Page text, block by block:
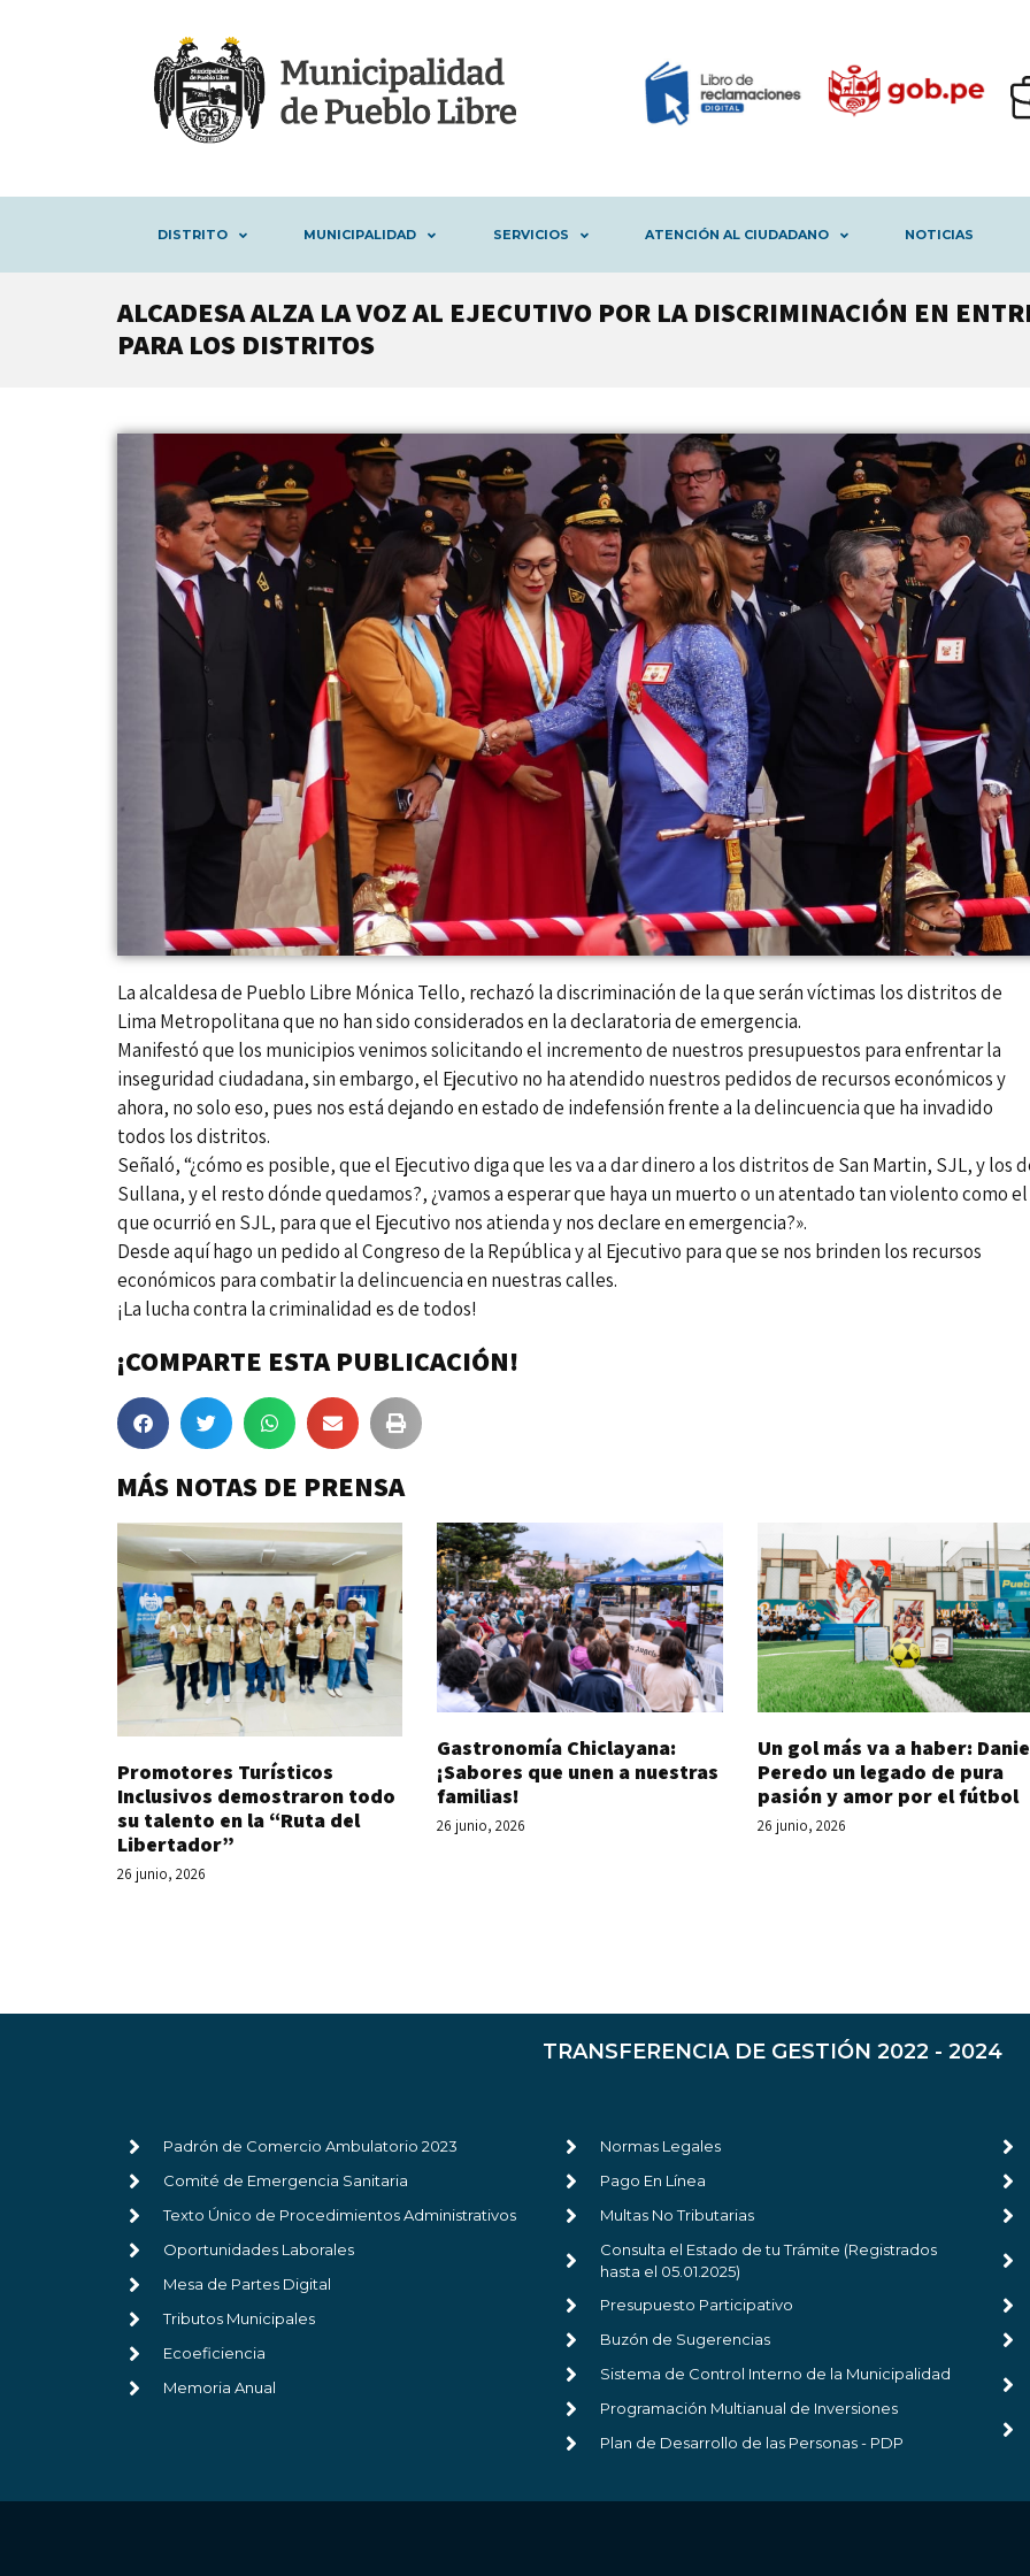
DISTRITO MUNICIPALIDAD SERVICIOS ATENCIÓN AL CIUDADANO NOTICIAS
ALCADESA ALZA LA VOZ AL EJECUTIVO POR LA DISCRIMINACIÓN EN
PARA LOS DISTRITOS
La alcaldesa de Pueblo Libre Mónica Tello, rechazó la discriminación de la que serán víctimas los distritos de
Lima Metropolitana que no han sido considerados en la declaratoria de emergencia.
Manifestó que los municipios venimos solicitando el incremento de nuestros presupuestos para enfrentar la
inseguridad ciudadana, sin embargo, el Ejecutivo no ha atendido nuestros pedidos de recursos económicos y
ahora, no solo eso, pues nos está dejando en estado de indefensión frente a la delincuencia que ha invadido
todos los distritos.
Señaló, “¿cómo es posible, que el Ejecutivo diga que les va a dar dinero a los distritos de San Martin, SJL, y los
Sullana, y el resto dónde quedamos?, ¿vamos a esperar que haya un muerto o un atentado tan violento como el
que ocurrió en SJL, para que el Ejecutivo nos atienda y nos declare en emergencia?».
Desde aquí hago un pedido al Congreso de la República y al Ejecutivo para que se nos brinden los recursos
económicos para combatir la delincuencia en nuestras calles.
¡La lucha contra la criminalidad es de todos!
¡COMPARTE ESTA PUBLICACIÓN!
MÁS NOTAS DE PRENSA
Promotores Turísticos
Inclusivos demostraron todo
su talento en la “Ruta del
Libertador”
26 junio, 2026
Gastronomía Chiclayana:
¡Sabores que unen a nuestras
familias!
26 junio, 2026
Un gol más va a haber:
Peredo un legado de pura
pasión y amor por el fútbol
26 junio, 2026
TRANSFERENCIA DE GESTIÓN 2022 - 2024
Padrón de Comercio Ambulatorio 2023
Comité de Emergencia Sanitaria
Texto Único de Procedimientos Administrativos
Oportunidades Laborales
Mesa de Partes Digital
Tributos Municipales
Ecoeficiencia
Memoria Anual
Normas Legales
Pago En Línea
Multas No Tributarias
Consulta el Estado de tu Trámite (Registrados
hasta el 05.01.2025)
Presupuesto Participativo
Buzón de Sugerencias
Sistema de Control Interno de la Municipalidad
Programación Multianual de Inversiones
Plan de Desarrollo de las Personas - PDP